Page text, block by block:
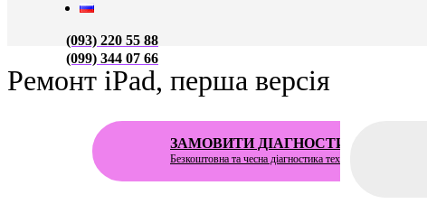
(093) 220 55 88
(099) 344 07 66
Ремонт iPad, перша версія
ЗАМОВИТИ ДІАГНОСТИКУ
Безкоштовна та чесна діагностика техніки